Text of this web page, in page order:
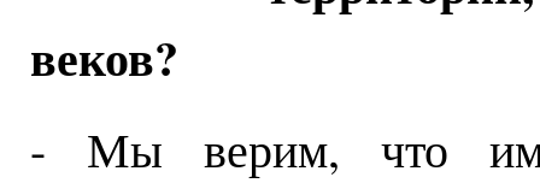
веков?
- Мы верим, что